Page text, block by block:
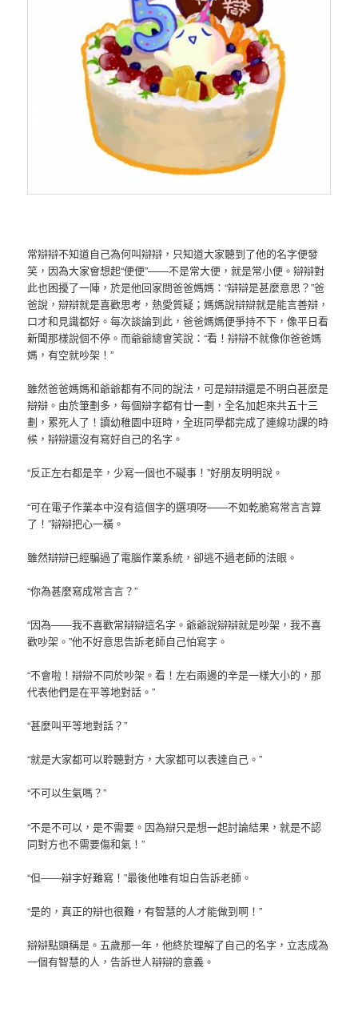
常辯辯不知道自己為何叫辯辯，只知道大家聽到了他的名字便發
笑，因為大家會想起“便便”——不是常大便，就是常小便。辯辯對
此也困擾了一陣，於是他回家問爸爸媽媽：“辯辯是甚麼意思？”爸
爸說，辯辯就是喜歡思考，熱愛質疑；媽媽說辯辯就是能言善辯，
口才和見識都好。每次談論到此，爸爸媽媽便爭持不下，像平日看
新聞那樣說個不停。而爺爺總會笑說：“看！辯辯不就像你爸爸媽
媽，有空就吵架！”
雖然爸爸媽媽和爺爺都有不同的說法，可是辯辯還是不明白甚麼是
辯辯。由於筆劃多，每個辯字都有廿一劃，全名加起來共五十三
劃，累死人了！讀幼稚園中班時，全班同學都完成了連線功課的時
候，辯辯還沒有寫好自己的名字。
“反正左右都是辛，少寫一個也不礙事！”好朋友明明說。
“可在電子作業本中沒有這個字的選項呀——不如乾脆寫常言言算
了！”辯辯把心一橫。
雖然辯辯已經騙過了電腦作業系統，卻逃不過老師的法眼。
“你為甚麼寫成常言言？”
“因為——我不喜歡常辯辯這名字。爺爺說辯辯就是吵架，我不喜
歡吵架。”他不好意思告訴老師自己怕寫字。
“不會啦！辯辯不同於吵架。看！左右兩邊的辛是一樣大小的，那
代表他們是在平等地對話。”
“甚麼叫平等地對話？”
“就是大家都可以聆聽對方，大家都可以表達自己。”
“不可以生氣嗎？”
“不是不可以，是不需要。因為辯只是想一起討論結果，就是不認
同對方也不需要傷和氣！”
“但——辯字好難寫！”最後他唯有坦白告訴老師。
“是的，真正的辯也很難，有智慧的人才能做到啊！”
辯辯點頭稱是。五歲那一年，他終於理解了自己的名字，立志成為
一個有智慧的人，告訴世人辯辯的意義。